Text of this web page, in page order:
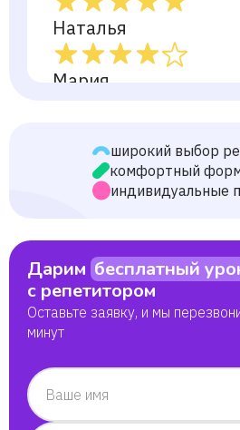
Наталья
Мария
широкий выбор
комфортный
индивидуальные
Дарим бесплатный
с репетитором
Оставьте заявку, и мы
минут
Ваше имя